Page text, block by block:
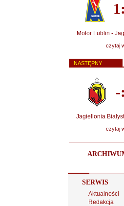
Motor Lublin -
czytaj
NASTĘPNY
-
Jagiellonia
czytaj
SERWIS
Aktualności
Redakcja